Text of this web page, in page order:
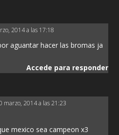
2014 a las 17:18
aguantar hacer las bromas ja
Accede para responder
marzo, 2014 a las 21:23
mexico sea campeon x3